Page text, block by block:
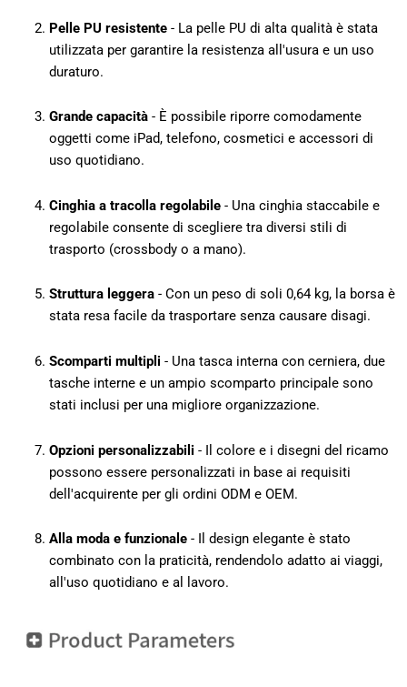
Pelle PU resistente- La pelle PU di alta qualità è stata
utilizzata per garantire la resistenza all'usura e un uso
duraturo.
Grande capacità- È possibile riporre comodamente
oggetti come iPad, telefono, cosmetici e accessori di
uso quotidiano.
Cinghia a tracolla regolabile- Una cinghia staccabile e
regolabile consente di scegliere tra diversi stili di
trasporto (crossbody o a mano).
Struttura leggera- Con un peso di soli 0,64 kg, la borsa è
stata resa facile da trasportare senza causare disagi.
Scomparti multipli - Una tasca interna con cerniera, due
tasche interne e un ampio scomparto principale sono
stati inclusi per una migliore organizzazione.
Opzioni personalizzabili - Il colore e i disegni del ricamo
possono essere personalizzati in base ai requisiti
dell'acquirente per gli ordini ODM e OEM.
Alla moda e funzionale- Il design elegante è stato
combinato con la praticità, rendendolo adatto ai viaggi,
all'uso quotidiano e al lavoro.